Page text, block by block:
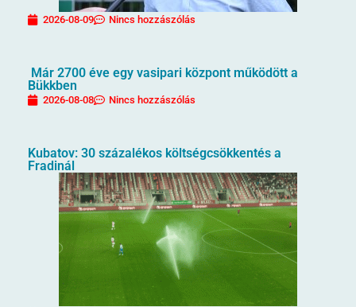
2026-08-09 Nincs hozzászólás
Már 2700 éve egy vasipari központ működött a
Bükkben
2026-08-08 Nincs hozzászólás
Kubatov: 30 százalékos költségcsökkentés a
Fradinál